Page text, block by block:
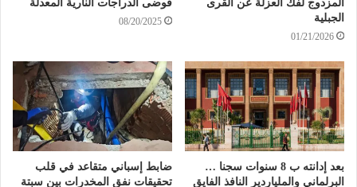
المزدوج لفك العزلة عن القرى
الجبلية
01/21/2026
فوضى الدراجات النارية المعدلة
08/20/2025
بعد إدانته ب 8 سنوات سجنا …
البرلماني والملياردير النافذ الفايق
ضابط إسباني متقاعد في قلب
تحقيقات نفق المخدرات بين سبتة